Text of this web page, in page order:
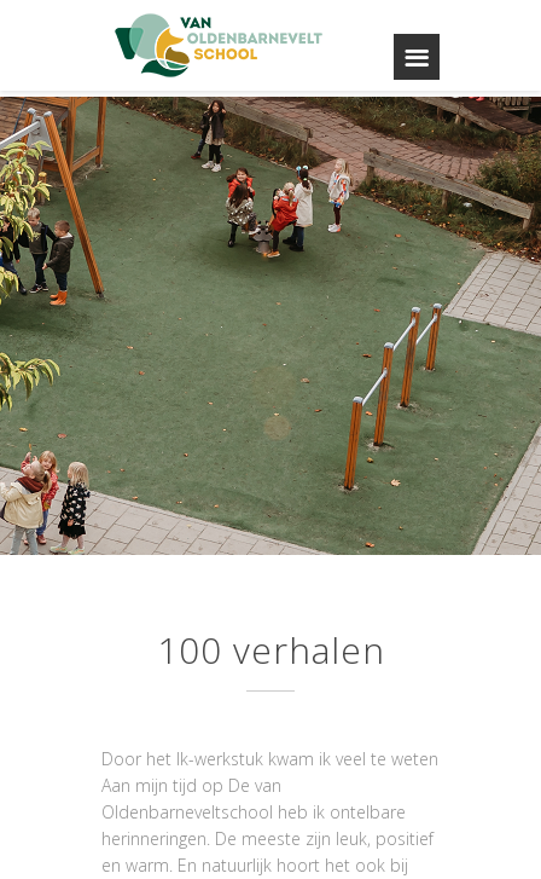
100 verhalen
Door het Ik-werkstuk kwam ik veel te weten
Aan mijn tijd op De van
Oldenbarneveltschool heb ik ontelbare
herinneringen. De meeste zijn leuk, positief
en warm. En natuurlijk hoort het ook bij